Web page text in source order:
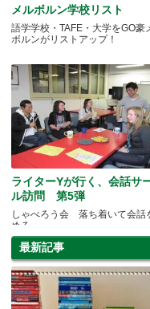
メルボルン学校リスト
語学学校・TAFE・大学をGO豪
ボルンがリストアップ！
ライターYが行く、会話サ
ル訪問 第5弾
しゃべろう会 落ち着いて会話
める
最新記事